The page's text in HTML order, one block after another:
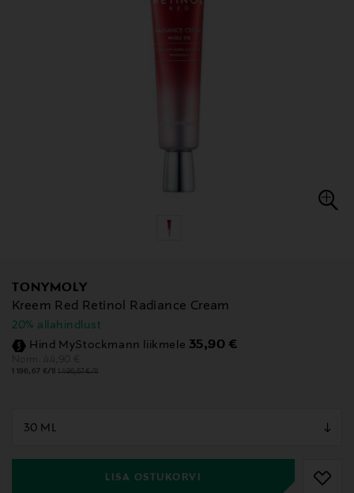
TONYMOLY
Kreem Red Retinol Radiance Cream
20% allahindlust
Hind MyStockmann liikmele Discounted Price
35,90 €
Norm. Original Price
44,90 €
1 196,67 €/1l 1 496,67 €/1l
LISA OSTUKORVI
null